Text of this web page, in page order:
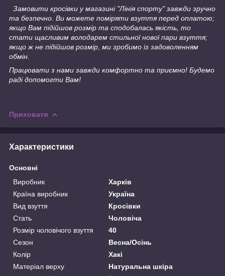
Замовити кросівки у магазині "Лінія спорту" завжди зручно
та безпечно. Ви можете поміряти взуття перед оплатою;
якщо Вам підійшов розмір та сподобалась якість, то
стати щасливим володарем стильної нової пари взуття;
якщо ж не підійшов розмір, ми зробимо із задоволенням
обмін.
Працювати з нами завжди комфортно та приємно! Будемо
раді допомогти Вам!
Приховати
Характеристики
Основні
Виробник
Харків
Країна виробник
Україна
Вид взуття
Кросівки
Стать
Чоловіча
Розмір чоловічого взуття
40
Сезон
Весна/Осінь
Колір
Хакі
Матеріал верху
Натуральна шкіра